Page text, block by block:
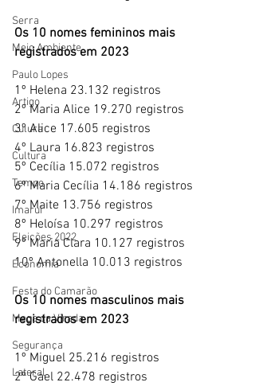
Serra
Meio Ambiente
Paulo Lopes
Artigo
Culura
Cultura
Tempo
Imaruí
Eleições 2022
Economia
Festa do Camarão
Mega da Virada
Segurança
Lateral
Os 10 nomes femininos mais
registrados em 2023
1º Helena 23.132 registros
2º Maria Alice 19.270 registros
3º Alice 17.605 registros
4º Laura 16.823 registros
5º Cecília 15.072 registros
6º Maria Cecília 14.186 registros
7º Maite 13.756 registros
8º Heloísa 10.297 registros
9º Maria Clara 10.127 registros
10º Antonella 10.013 registros
Os 10 nomes masculinos mais
registrados em 2023
1º Miguel 25.216 registros
2º Gael 22.478 registros